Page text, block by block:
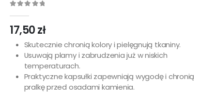
17,50zł
Skutecznie chronią kolory i pielęgnują tkaniny.
Usuwają plamy i zabrudzenia już w niskich
temperaturach.
Praktyczne kapsułki zapewniają wygodę i chronią
pralkę przed osadami kamienia.